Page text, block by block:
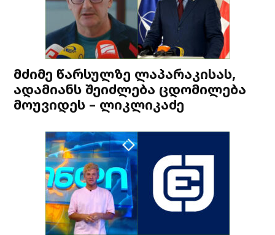
მძიმე წარსულზე ლაპარაკისას,
ადამიანს შეიძლება ცდომილება
მოუვიდეს – ლიკლიკაძე